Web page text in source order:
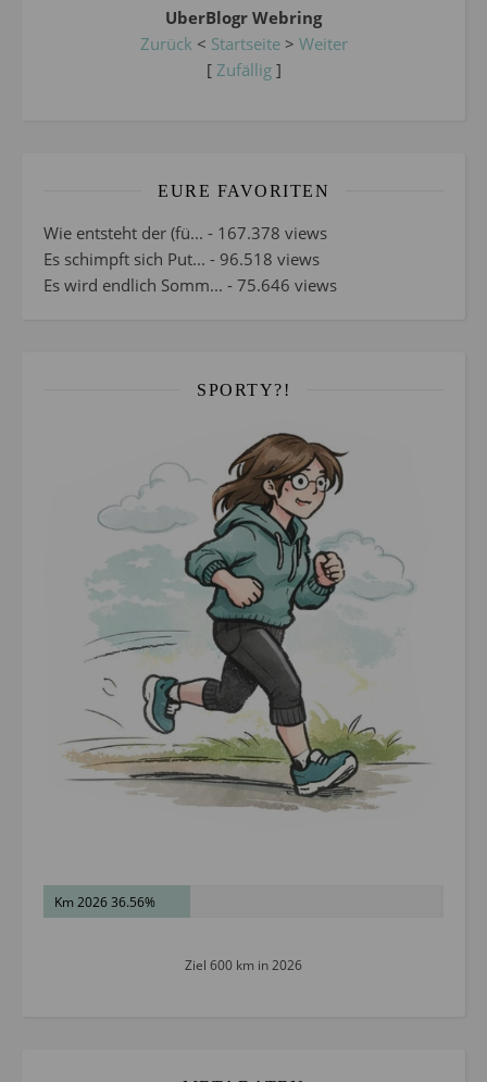
UberBlogr Webring
Zurück < Startseite> Weiter
[ Zufällig]
EURE FAVORITEN
Wie entsteht der (fü... - 167.378 views
Es schimpft sich Put... - 96.518 views
Es wird endlich Somm... - 75.646 views
SPORTY?!
Km 2026 36.56%
Ziel 600 km in 2026